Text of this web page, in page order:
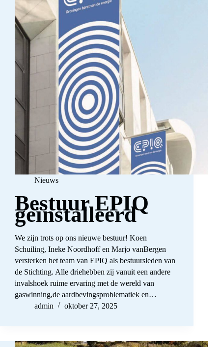
Nieuws
Bestuur EPIQ
geïnstalleerd
We zijn trots op ons nieuwe bestuur! Koen
Schuiling, Ineke Noordhoff en Marjo vanBergen
versterken het team van EPIQ als bestuursleden van
de Stichting. Alle driehebben zij vanuit een andere
invalshoek ruime ervaring met de wereld van
gaswinning,de aardbevingsproblematiek en…
admin
oktober 27, 2025